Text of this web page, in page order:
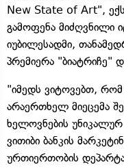
New State of Art",
გამოფენა მიძღვნილი
იუბილესადმი,
პრემიერა "ბიატრიჩე"
"იმედს ვიტოვებთ,
არაერთხელ მიეცემა
ხელოვნების
ვითიბი ბანკის
ურთიერთობის